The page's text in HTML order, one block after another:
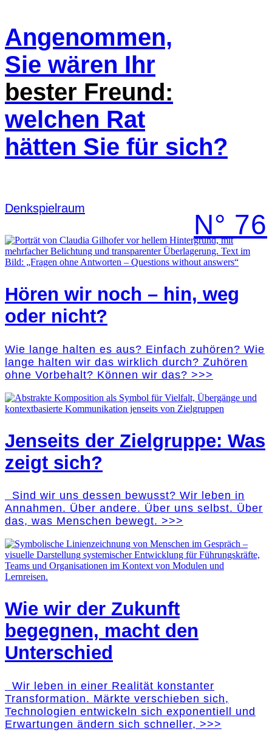
Angenommen,
Sie wären Ihr
bester Freund:
welchen Rat
hätten Sie für sich?
Denk­spielraum
N° 76
Hören wir noch – hin, weg
oder nicht?
Wie lange halten es aus? Einfach zuhören? Wie
lange halten wir das wirklich durch? Zuhören
ohne Vorbehalt? Können wir das? >>>
Jenseits der Zielgruppe: Was
zeigt sich?
Sind wir uns dessen bewusst? Wir leben in
Annahmen. Über andere. Über uns selbst. Über
das, was Menschen bewegt. >>>
Wie wir der Zukunft
begegnen, macht den
Unterschied
Wir leben in einer Realität konstanter
Transformation. Märkte verschieben sich,
Technologien entwickeln sich exponentiell und
Erwartungen ändern sich schneller, >>>